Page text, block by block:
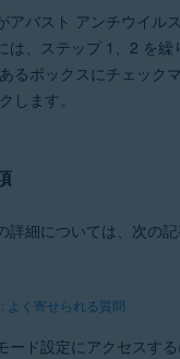
アバスト アンチウイル
は、ステップ 1、2 を繰
るボックスにチェック
します。
詳細については、次の
よく寄せられる質問
ード設定にアクセスす